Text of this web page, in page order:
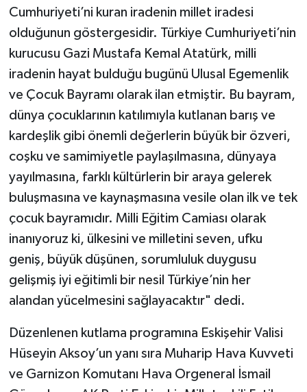
Cumhuriyeti’ni kuran iradenin millet iradesi
olduğunun göstergesidir. Türkiye Cumhuriyeti’nin
kurucusu Gazi Mustafa Kemal Atatürk, milli
iradenin hayat bulduğu bugünü Ulusal Egemenlik
ve Çocuk Bayramı olarak ilan etmiştir. Bu bayram,
dünya çocuklarının katılımıyla kutlanan barış ve
kardeşlik gibi önemli değerlerin büyük bir özveri,
coşku ve samimiyetle paylaşılmasına, dünyaya
yayılmasına, farklı kültürlerin bir araya gelerek
buluşmasına ve kaynaşmasına vesile olan ilk ve tek
çocuk bayramıdır. Milli Eğitim Camiası olarak
inanıyoruz ki, ülkesini ve milletini seven, ufku
geniş, büyük düşünen, sorumluluk duygusu
gelişmiş iyi eğitimli bir nesil Türkiye’nin her
alandan yücelmesini sağlayacaktır" dedi.
Düzenlenen kutlama programına Eskişehir Valisi
Hüseyin Aksoy’un yanı sıra Muharip Hava Kuvveti
ve Garnizon Komutanı Hava Orgeneral İsmail